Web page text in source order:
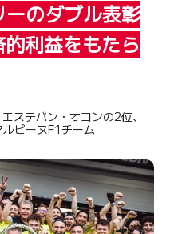
のダブル表彰
利益をもたら
テバン・オコンの2位、
ピーヌF1チーム